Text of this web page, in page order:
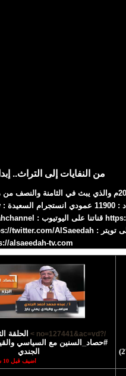
من النفايات إلى التراث..
، التقرير جزء من برنامج صدى الأسبوع 3 يوليو
alsaeedah-tv.com
/?no=127441&ac=vd >
الحلقة
#حصاد_السنين مع السياسي
الجندي
اضيف قبل 10 ساعة